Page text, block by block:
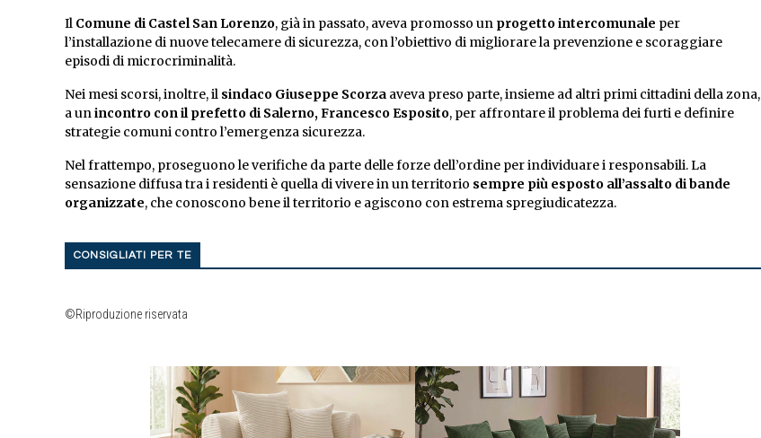
Il Comune di Castel San Lorenzo, già in passato, aveva promosso un progetto intercomunale per
l’installazione di nuove telecamere di sicurezza, con l’obiettivo di migliorare la prevenzione e scoraggiare
episodi di microcriminalità.
Nei mesi scorsi, inoltre, il sindaco Giuseppe Scorza aveva preso parte, insieme ad altri primi cittadini della zona,
a unincontro con il prefetto di Salerno, Francesco Esposito, per affrontare il problema dei furti e definire
strategie comuni contro l’emergenza sicurezza.
Nel frattempo, proseguono le verifiche da parte delle forze dell’ordine per individuare i responsabili. La
sensazione diffusa tra i residenti è quella di vivere in un territorio sempre più esposto all’assalto di bande
organizzate, che conoscono bene il territorio e agiscono con estrema spregiudicatezza.
CONSIGLIATI PER TE
©Riproduzione riservata